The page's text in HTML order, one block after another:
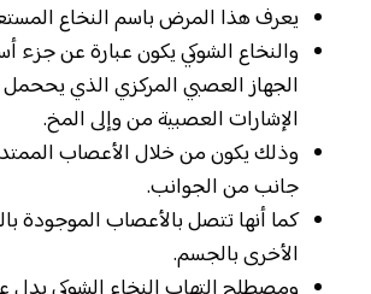
يعرف هذا المرض باسم النخاع
والنخاع الشوكي يكون عبارة عن جزء
الجهاز العصبي المركزي الذي
الإشارات العصبية من وإلى المخ.
وذلك يكون من خلال الأعصاب
جانب من الجوانب.
كما أنها تتصل بالأعصاب الموجودة
الأخرى بالجسم.